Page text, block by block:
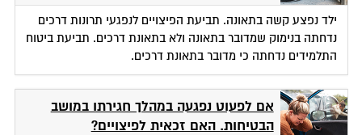
ילד נפצע קשה בתאונה. תביעת הפיצויים לנפגעי תרונות דרכים
נדחתה בנימוק שמדובר בתאונה ולא בתאונת דרכים. תביעת ביטוח
התלמידים נדחתה כי מדובר בתאונת דרכים.
אם לפעוט נפגעה במהלך חגירתו במושב
הבטיחות. האם זכאית לפיצויים?